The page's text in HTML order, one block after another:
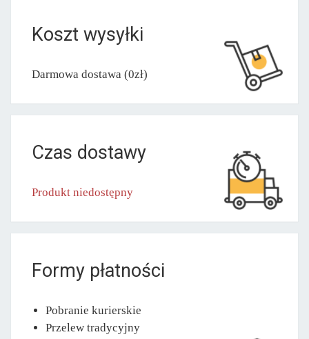
Koszt wysyłki
Darmowa dostawa (0zł)
Czas dostawy
Produkt niedostępny
Formy płatności
Pobranie kurierskie
Przelew tradycyjny